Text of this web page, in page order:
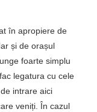
în apropiere de
și de orașul
foarte simplu
legatura cu cele
intrare aici
veniți. În cazul